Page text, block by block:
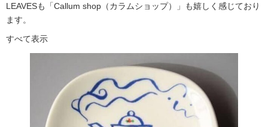
LEAVESも「Callum shop（カラムショップ）」も嬉しく感じており
ます。
すべて表示